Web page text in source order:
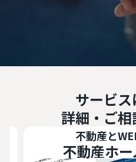
サービ
詳細・ご
不動産と
不動産ホー